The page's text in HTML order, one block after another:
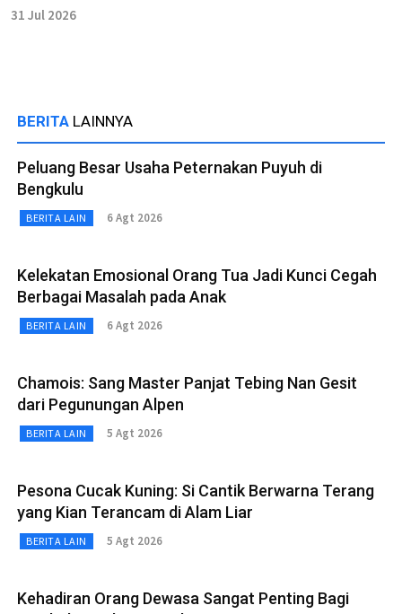
31 Jul 2026
BERITA LAINNYA
Peluang Besar Usaha Peternakan Puyuh di
Bengkulu
BERITA LAIN 6 Agt 2026
Kelekatan Emosional Orang Tua Jadi Kunci Cegah
Berbagai Masalah pada Anak
BERITA LAIN 6 Agt 2026
Chamois: Sang Master Panjat Tebing Nan Gesit
dari Pegunungan Alpen
BERITA LAIN 5 Agt 2026
Pesona Cucak Kuning: Si Cantik Berwarna Terang
yang Kian Terancam di Alam Liar
BERITA LAIN 5 Agt 2026
Kehadiran Orang Dewasa Sangat Penting Bagi